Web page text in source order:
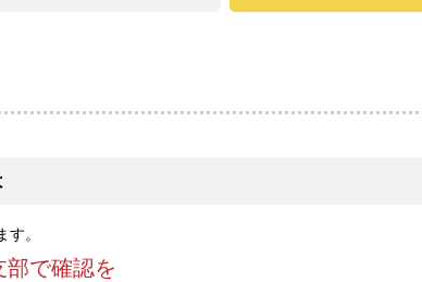
。
部で確認を